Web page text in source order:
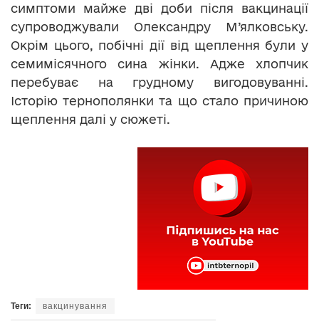
симптоми майже дві доби після вакцинації
супроводжували Олександру М’ялковську.
Окрім цього, побічні дії від щеплення були у
семимісячного сина жінки. Адже хлопчик
перебуває на грудному вигодовуванні.
Історію тернополянки та що стало причиною
щеплення далі у сюжеті.
Теги: вакцинування